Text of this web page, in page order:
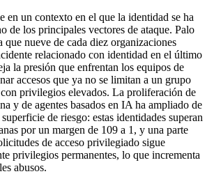
en un contexto en el que la identidad se ha
de los principales vectores de ataque. Palo
nueve de cada diez organizaciones
relacionado con identidad en el último
la presión que enfrentan los equipos de
accesos que ya no se limitan a un grupo
privilegios elevados. La proliferación de
y de agentes basados en IA ha ampliado de
de riesgo: estas identidades superan
por un margen de 109 a 1, y una parte
de acceso privilegiado sigue
privilegios permanentes, lo que incrementa
abusos.